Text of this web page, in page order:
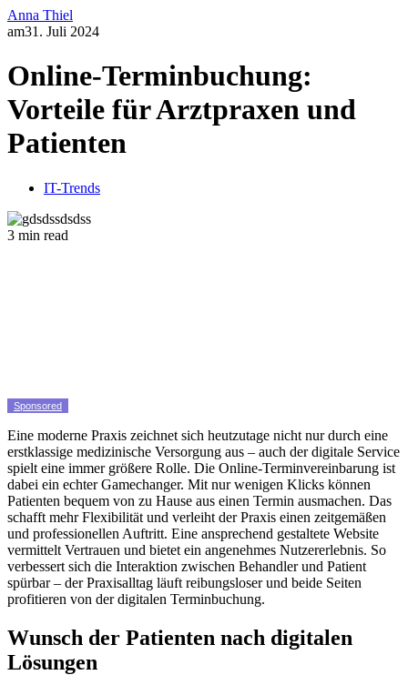
Anna Thiel
am31. Juli 2024
Online-Terminbuchung:
Vorteile für Arztpraxen und
Patienten
IT-Trends
3 min read
Sponsored
Eine moderne Praxis zeichnet sich heutzutage nicht nur durch eine
erstklassige medizinische Versorgung aus – auch der digitale Service
spielt eine immer größere Rolle. Die Online-Terminvereinbarung ist
dabei ein echter Gamechanger. Mit nur wenigen Klicks können
Patienten bequem von zu Hause aus einen Termin ausmachen. Das
schafft mehr Flexibilität und verleiht der Praxis einen zeitgemäßen
und professionellen Auftritt. Eine ansprechend gestaltete Website
vermittelt Vertrauen und bietet ein angenehmes Nutzererlebnis. So
verbessert sich die Interaktion zwischen Behandler und Patient
spürbar – der Praxisalltag läuft reibungsloser und beide Seiten
profitieren von der digitalen Terminbuchung.
Wunsch der Patienten nach digitalen
Lösungen